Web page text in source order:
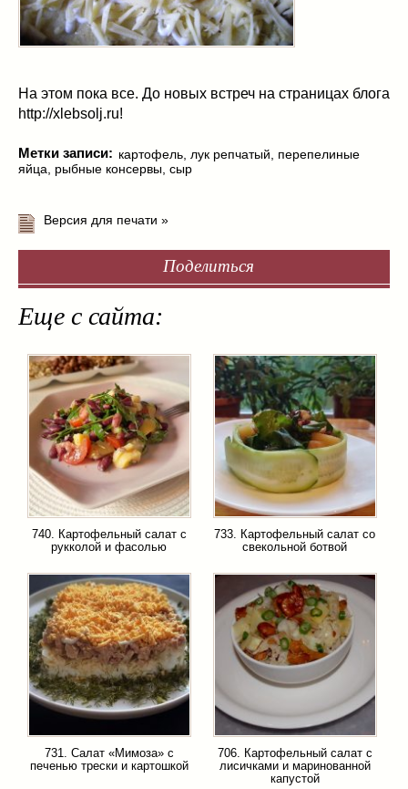
На этом пока все. До новых встреч на страницах блога
http://xlebsolj.ru!
Метки записи: картофель, лук репчатый, перепелиные
яйца, рыбные консервы, сыр
Версия для печати »
Поделиться
Еще с сайта:
740. Картофельный салат с
рукколой и фасолью
733. Картофельный салат со
свекольной ботвой
731. Салат «Мимоза» с
печенью трески и картошкой
706. Картофельный салат с
лисичками и маринованной
капустой